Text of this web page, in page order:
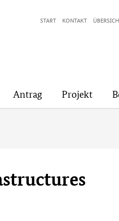
START KONTAKT
Antrag Projekt